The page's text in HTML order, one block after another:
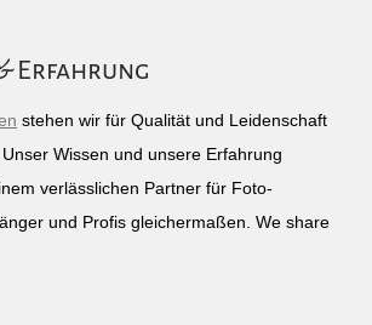
Erfahrung
stehen wir für Qualität und Leidenschaft
Wissen und unsere Erfahrung
verlässlichen Partner für Foto-
und Profis gleichermaßen. We share